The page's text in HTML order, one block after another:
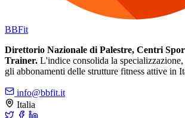
BBFit
Direttorio Nazionale di Palestre, Centri
Trainer. L'indice consolida la
gli abbonamenti delle strutture fitness attive in
info@bbfit.it
Italia